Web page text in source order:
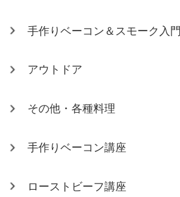
手作りベーコン＆スモーク入門
アウトドア
その他・各種料理
手作りベーコン講座
ローストビーフ講座